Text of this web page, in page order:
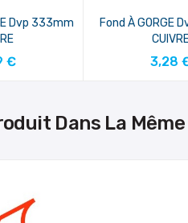
Dvp 333mm
€
Fond À GORGE
3,28
Dans La